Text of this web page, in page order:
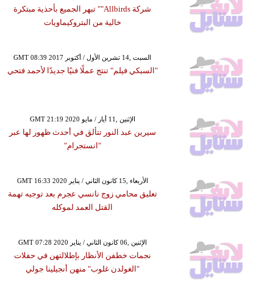
شركة Allbirds"" تبهر الجميع بأحذية مبتكرة
خالية من البتروكيماويات
GMT 08:39 2017 السبت ,14 تشرين الأول / أكتوبر
"السبكي فيلم" تنتج عملًا فنيًا جديدًا لأحمد فتحي
GMT 21:19 2020 الإثنين ,11 أيار / مايو
سيرين عبد النور تتألق في أحدث ظهور لها عبر
"انستجرام"
GMT 16:33 2020 الأربعاء ,15 كانون الثاني / يناير
تعليق محامي زوج نانسي عجرم بعد توجيه تهمة
القتل العمد لموكله
GMT 07:28 2020 الإثنين ,06 كانون الثاني / يناير
نجمات خطفن الأنظار بإطلالتهن في حفلات
"الغولدن غلوب" منهن أنجيلينا جولي